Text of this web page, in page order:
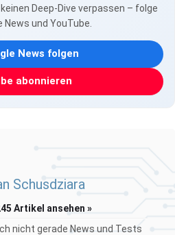
Deep-Dive verpassen – folge
News und YouTube.
News folgen
abonnieren
Schusdziara
Artikel ansehen »
nicht gerade News und Tests